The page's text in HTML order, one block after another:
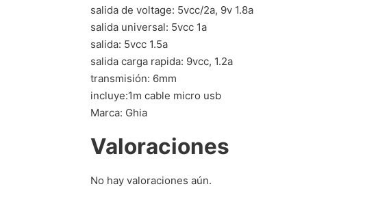
salida de voltage: 5vcc/2a, 9v 1.8a
salida universal: 5vcc 1a
salida: 5vcc 1.5a
salida carga rapida: 9vcc, 1.2a
transmisión: 6mm
incluye:1m cable micro usb
Marca: Ghia
Valoraciones
No hay valoraciones aún.